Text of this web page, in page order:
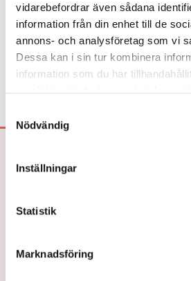
vidarebefordrar även sådana
information från din enhet till de
annons- och analysföretag som vi
Dessa kan i sin tur kombinera
information som du har
samlat in när du har använt deras
Nödvändig
Inställningar
Statistik
Marknadsföring
böcker hos Adlibris, Bokus eller
dockor? Dem köper du
Direktupphandling då? Jo, det
Tel: 042-33 03 40